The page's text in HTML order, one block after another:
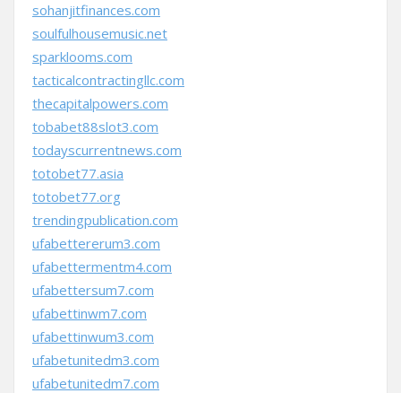
sohanjitfinances.com
soulfulhousemusic.net
sparklooms.com
tacticalcontractingllc.com
thecapitalpowers.com
tobabet88slot3.com
todayscurrentnews.com
totobet77.asia
totobet77.org
trendingpublication.com
ufabettererum3.com
ufabettermentm4.com
ufabettersum7.com
ufabettinwm7.com
ufabettinwum3.com
ufabetunitedm3.com
ufabetunitedm7.com